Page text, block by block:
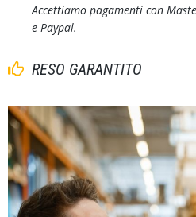
Accettiamo pagamenti con
e Paypal.
RESO GARANTITO